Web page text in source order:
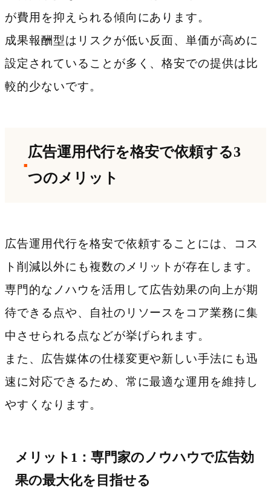
が費用を抑えられる傾向にあります。
成果報酬型はリスクが低い反面、単価が高めに
設定されていることが多く、格安での提供は比
較的少ないです。
広告運用代行を格安で依頼する3
つのメリット
広告運用代行を格安で依頼することには、コス
ト削減以外にも複数のメリットが存在します。
専門的なノハウを活用して広告効果の向上が期
待できる点や、自社のリソースをコア業務に集
中させられる点などが挙げられます。
また、広告媒体の仕様変更や新しい手法にも迅
速に対応できるため、常に最適な運用を維持し
やすくなります。
メリット1：専門家のノウハウで広告効
果の最大化を目指せる